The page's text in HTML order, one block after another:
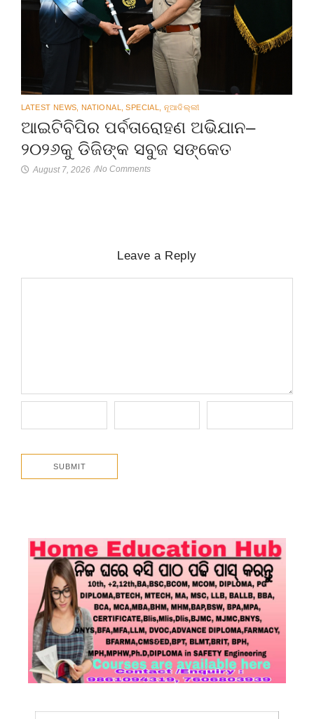
LATEST NEWS NATIONAL SPECIAL ନୂଆଦିଲ୍ଲୀ
ଆଇଟିବିପିର ପର୍ବତାରୋହଣ ଅଭିଯାନ–
୨୦୨୬କୁ ଡିଜିଙ୍କ ସବୁଜ ସଙ୍କେତ
August 7, 2026 /No Comments
Leave a Reply